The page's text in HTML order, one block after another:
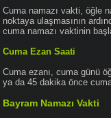
Cuma namazı vakti, öğle
noktaya ulaşmasının
cuma namazı vaktinin
Cuma Ezan Saati
Cuma ezanı, cuma günü
ya da 45 dakika önce
Bayram Namazı Vakti